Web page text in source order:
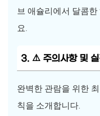
브 애슐리에서 달콤
요.
3. ⚠️ 주의사항 및 실
완벽한 관람을 위한
칙을 소개합니다.